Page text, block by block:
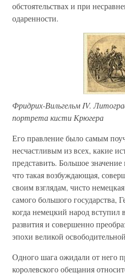
обстоятельствах и при
одаренности.
Фридрих-Вильгельм IV.
портрета кисти Крюгера
Его правление было самым
несчастливым из всех, какие
представить. Большое
что такая возбуждающая,
своим взглядам, чисто
самого большого государства,
когда немецкий народ вступил
развития и совершенно
эпохи великой
Одного шага ожидали от него
королевского обещания